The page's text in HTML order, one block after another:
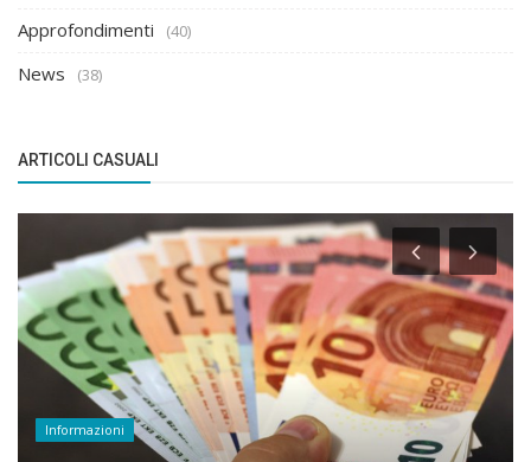
Approfondimenti (40)
News (38)
ARTICOLI CASUALI
Informazioni